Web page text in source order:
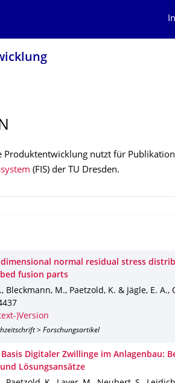
Produktentwicklung nutzt für
(FIS) der TU Dresden.
normal residual stress
fusion parts
Bleckmann, M., Paetzold, K. & Jägle, E. A.,
)Version
> Forschungsartikel
Digitaler Zwillinge im Anlagenbau:
Lösungsansätze